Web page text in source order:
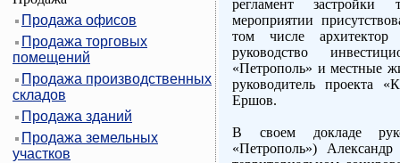
Продажа офисов
Продажа торговых
помещений
Продажа производственных
складов
Продажа зданий
Продажа земельных
участков
регламент
мероприятии
том числе
руководство
«Петрополь» и местные
руководитель проекта
Ершов.
В своем докладе
«Петрополь»)